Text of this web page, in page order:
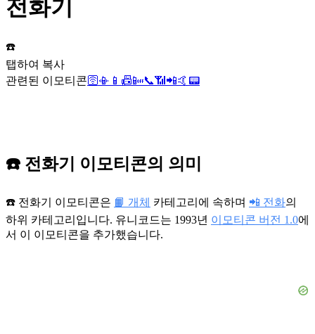
전화기
☎️
탭하여 복사
관련된 이모티콘 🛜 📳 📱 📠📴📞📶 📲🤙 📟
☎️ 전화기 이모티콘의 의미
☎️ 전화기 이모티콘은 📙 개체 카테고리에 속하며 📲 전화의
하위 카테고리입니다. 유니코드는 1993년 이모티콘 버전 1.0에
서 이 이모티콘을 추가했습니다.